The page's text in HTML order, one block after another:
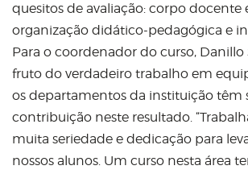
quesitos de avaliação: corpo docente
organização didático-pedagógica e
Para o coordenador do curso, Danillo
fruto do verdadeiro trabalho em
os departamentos da instituição têm
contribuição neste resultado.
muita seriedade e dedicação para
nossos alunos. Um curso nesta área